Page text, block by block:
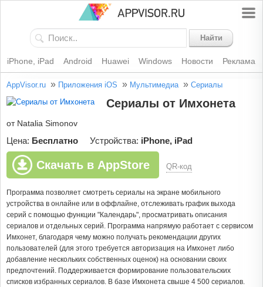
Найти
iPhone, iPad Android Huawei Windows Новости Реклама
AppVisor.ru » Приложения iOS » Мультимедиа » Сериалы
Сериалы от Имхонета
от Natalia Simonov
Цена: Бесплатно Устройства: iPhone, iPad
Скачать в AppStore QR-код
Программа позволяет смотреть сериалы на экране мобильного
устройства в онлайне или в оффлайне, отслеживать график выхода
серий с помощью функции "Календарь", просматривать описания
сериалов и отдельных серий. Программа напрямую работает с сервисом
Имхонет, благодаря чему можно получать рекомендации других
пользователей (для этого требуется авторизация на Имхонет либо
добавление нескольких собственных оценок) на основании своих
предпочтений. Поддерживается формирование пользовательских
списков избранных сериалов. В базе Имхонета свыше 4 500 сериалов.